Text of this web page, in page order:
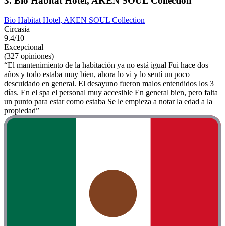
Bio Habitat Hotel, AKEN SOUL Collection
Circasia
9.4/10
Excepcional
(327 opiniones)
“El mantenimiento de la habitación ya no está igual Fui hace dos
años y todo estaba muy bien, ahora lo vi y lo sentí un poco
descuidado en general. El desayuno fueron malos entendidos los 3
días. En el spa el personal muy accesible En general bien, pero falta
un punto para estar como estaba Se le empieza a notar la edad a la
propiedad”